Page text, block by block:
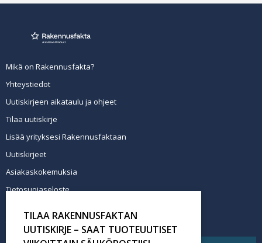
Mikä on Rakennusfakta?
Yhteystiedot
Uutiskirjeen aikataulu ja ohjeet
Tilaa uutiskirje
Lisää yrityksesi Rakennusfaktaan
Uutiskirjeet
Asiakaskokemuksia
Tietosuojaseloste
Tilaa uutiskirje
TILAA RAKENNUSFAKTAN
UUTISKIRJE – SAAT TUOTEUUTISET